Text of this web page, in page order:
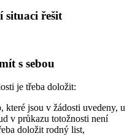
situaci řešit
s sebou
je třeba doložit:
které jsou v žádosti uvedeny, u
v průkazu totožnosti není
doložit rodný list,